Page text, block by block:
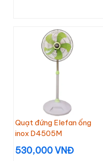
Quạt đứng Elefan ống
inox D4505M
530,000 VNĐ